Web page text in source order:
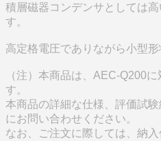
積層磁器コンデンサとしては
す。
高定格電圧でありながら小型形
（注）本商品は、AEC-Q200
す。
本商品の詳細な仕様、評価試
にお問い合わせください。
なお、ご注文に際しては、納